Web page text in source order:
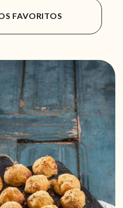
FAVORITOS